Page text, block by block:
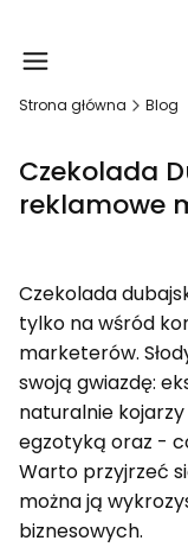
Strona główna Blog
Czekolada
reklamowe
Czekolada
tylko na wśród
marketerów.
swoją gwiazdę:
naturalnie
egzotyką oraz -
Warto przyjrzeć
można ją
biznesowych.